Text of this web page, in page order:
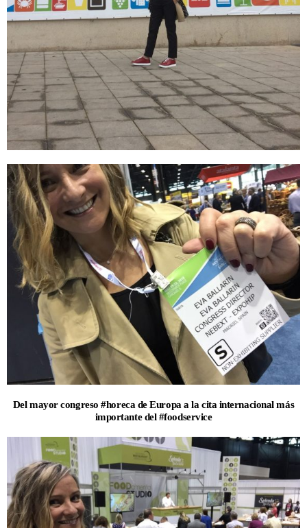
Del mayor congreso #horeca de Europa a la cita internacional más
importante del #foodservice